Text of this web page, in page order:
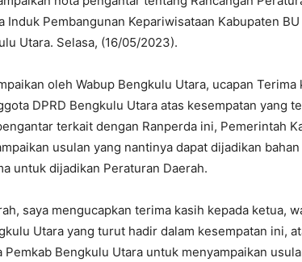
Induk Pembangunan Kepariwisataan Kabupaten
Utara. Selasa, (16/05/2023).
oleh Wabup Bengkulu Utara, ucapan Terima
DPRD Bengkulu Utara atas kesempatan yang
terkait dengan Ranperda ini, Pemerintah
usulan yang nantinya dapat dijadikan
untuk dijadikan Peraturan Daerah.
saya mengucapkan terima kasih kepada ketua,
Utara yang turut hadir dalam kesempatan ini,
Bengkulu Utara untuk menyampaikan